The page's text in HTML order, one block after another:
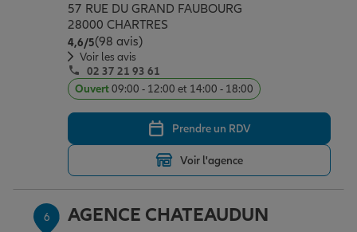
57 RUE DU GRAND FAUBOURG
28000 CHARTRES
4,6/5Note de 4.6 sur 5
(98 avis)
Voir les avis
02 37 21 93 61
Ouvert09:00 - 12:00 et 14:00 - 18:00
Prendre un RDV
Voir l'agence
6 AGENCE CHATEAUDUN